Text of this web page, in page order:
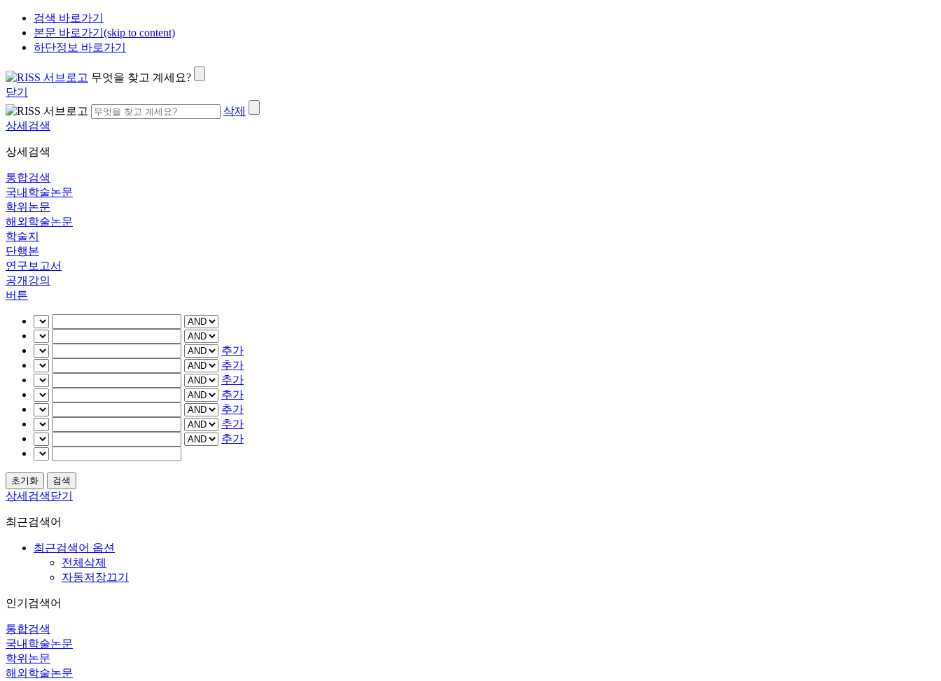
검색 바로가기
본문 바로가기(skip to content)
하단정보 바로가기
무엇을 찾고 계세요?
닫기
삭제
상세검색
상세검색
통합검색
국내학술논문
학위논문
해외학술논문
학술지
단행본
연구보고서
공개강의
버튼
추가
추가
추가
추가
추가
추가
추가
상세검색닫기
최근검색어
최근검색어 옵션
전체삭제
자동저장끄기
인기검색어
통합검색
국내학술논문
학위논문
해외학술논문